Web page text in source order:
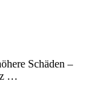
Schäden –
…